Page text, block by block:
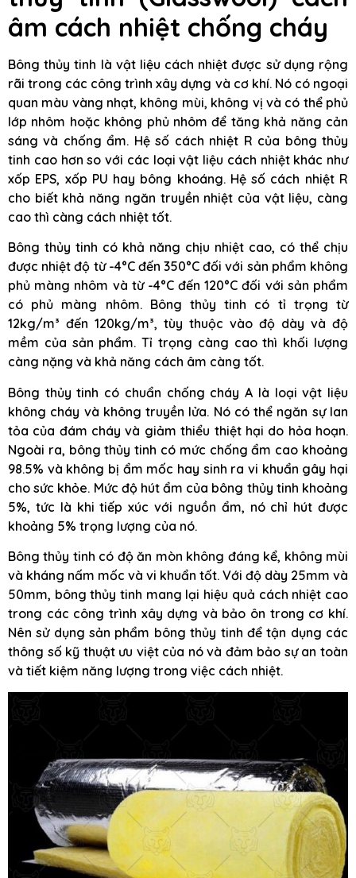
âm cách nhiệt chống cháy
Bông thủy tinh là vật liệu cách nhiệt được sử dụng rộng
rãi trong các công trình xây dựng và cơ khí. Nó có ngoại
quan màu vàng nhạt, không mùi, không vị và có thể phủ
lớp nhôm hoặc không phủ nhôm để tăng khả năng cản
sáng và chống ẩm. Hệ số cách nhiệt R của bông thủy
tinh cao hơn so với các loại vật liệu cách nhiệt khác như
xốp EPS, xốp PU hay bông khoáng. Hệ số cách nhiệt R
cho biết khả năng ngăn truyền nhiệt của vật liệu, càng
cao thì càng cách nhiệt tốt.
Bông thủy tinh có khả năng chịu nhiệt cao, có thể chịu
được nhiệt độ từ -4°C đến 350°C đối với sản phẩm không
phủ màng nhôm và từ -4°C đến 120°C đối với sản phẩm
có phủ màng nhôm. Bông thủy tinh có tỉ trọng từ
12kg/m³ đến 120kg/m³, tùy thuộc vào độ dày và độ
mềm của sản phẩm. Tỉ trọng càng cao thì khối lượng
càng nặng và khả năng cách âm càng tốt.
Bông thủy tinh có chuẩn chống cháy A là loại vật liệu
không cháy và không truyền lửa. Nó có thể ngăn sự lan
tỏa của đám cháy và giảm thiểu thiệt hại do hỏa hoạn.
Ngoài ra, bông thủy tinh có mức chống ẩm cao khoảng
98.5% và không bị ẩm mốc hay sinh ra vi khuẩn gây hại
cho sức khỏe. Mức độ hút ẩm của bông thủy tinh khoảng
5%, tức là khi tiếp xúc với nguồn ẩm, nó chỉ hút được
khoảng 5% trọng lượng của nó.
Bông thủy tinh có độ ăn mòn không đáng kể, không mùi
và kháng nấm mốc và vi khuẩn tốt. Với độ dày 25mm và
50mm, bông thủy tinh mang lại hiệu quả cách nhiệt cao
trong các công trình xây dựng và bảo ôn trong cơ khí.
Nên sử dụng sản phẩm bông thủy tinh để tận dụng các
thông số kỹ thuật ưu việt của nó và đảm bảo sự an toàn
và tiết kiệm năng lượng trong việc cách nhiệt.